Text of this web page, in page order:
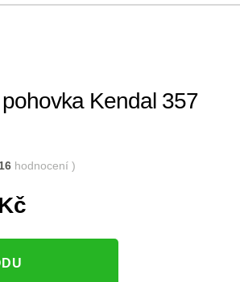
Kendal 357
16 hodnocení )